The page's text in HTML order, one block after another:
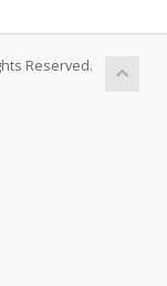
Reserved.